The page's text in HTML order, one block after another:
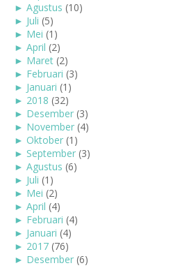
► Agustus (10)
► Juli (5)
► Mei (1)
► April (2)
► Maret (2)
► Februari (3)
► Januari (1)
► 2018 (32)
► Desember (3)
► November (4)
► Oktober (1)
► September (3)
► Agustus (6)
► Juli (1)
► Mei (2)
► April (4)
► Februari (4)
► Januari (4)
► 2017 (76)
► Desember (6)